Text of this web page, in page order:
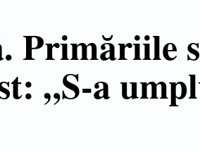
Primăriile
„S-a